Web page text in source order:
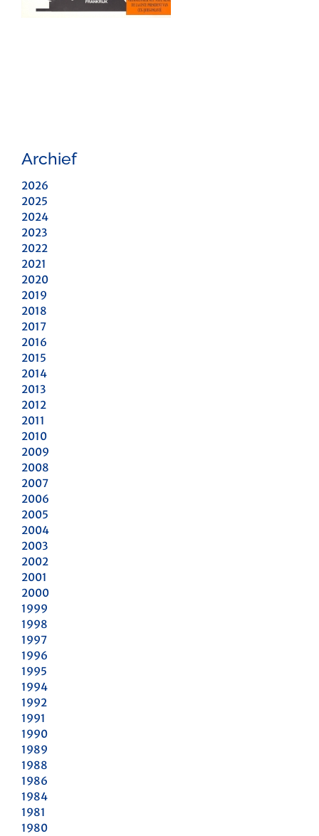
Archief
2026
2025
2024
2023
2022
2021
2020
2019
2018
2017
2016
2015
2014
2013
2012
2011
2010
2009
2008
2007
2006
2005
2004
2003
2002
2001
2000
1999
1998
1997
1996
1995
1994
1992
1991
1990
1989
1988
1986
1984
1981
1980